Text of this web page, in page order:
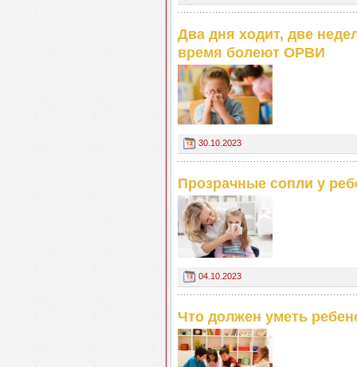
Два дня ходит, две
время болеют ОРВИ
30.10.2023
Прозрачные сопли у
04.10.2023
Что должен уметь